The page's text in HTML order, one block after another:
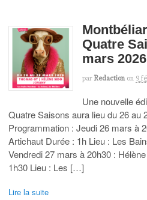
Quatre
mars 2026
par Redaction on 9
Une nouvelle
Quatre Saisons aura lieu du 26 au
Programmation : Jeudi 26 mars à
Artichaut Durée : 1h Lieu : Les
Vendredi 27 mars à 20h30 :
1h30 Lieu : Les […]
Lire la suite